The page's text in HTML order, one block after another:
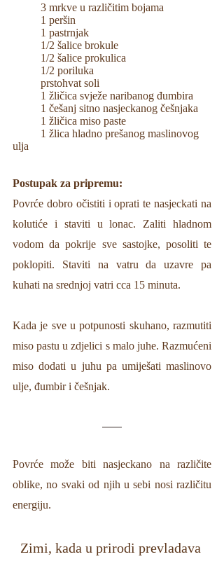
3 mrkve u različitim bojama
1 peršin
1 pastrnjak
1/2 šalice brokule
1/2 šalice prokulica
1/2 poriluka
prstohvat soli
1 žličica svježe naribanog đumbira
1 češanj sitno nasjeckanog češnjaka
1 žličica miso paste
1 žlica hladno prešanog maslinovog
ulja
Postupak za pripremu:
Povrće dobro očistiti i oprati te nasjeckati na
kolutiće i staviti u lonac. Zaliti hladnom
vodom da pokrije sve sastojke, posoliti te
poklopiti. Staviti na vatru da uzavre pa
kuhati na srednjoj vatri cca 15 minuta.
Kada je sve u potpunosti skuhano, razmutiti
miso pastu u zdjelici s malo juhe. Razmućeni
miso dodati u juhu pa umiješati maslinovo
ulje, đumbir i češnjak.
Povrće može biti nasjeckano na različite
oblike, no svaki od njih u sebi nosi različitu
energiju.
Zimi, kada u prirodi prevladava